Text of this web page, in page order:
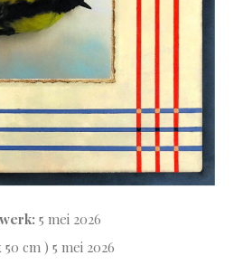
5 mei 2026
cm ) 5 mei 2026